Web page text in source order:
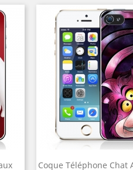
Coque Téléphone Chat